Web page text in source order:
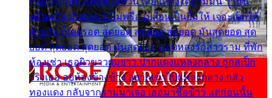
พรั่นพรือ มันตอบว่าไม่พรื่อ เปลี่ยนเป็นยิ้มให้ เจอะเด็กใต้
ด้วยกัน ก็เลยรอด สุดยอด สุดยอด สุดยอด มันสุดยอด สุด
ยอด สุดยอด สุดยอด มันสุดยอด แอบหลงรักสาวราม ที่พัก
ห้องเช่า เธอผิวขาวผมยาว ปากแดงแหลงกลาง ถูกสเป็ก
จริงเธอ อยู่ห้องข้างข้าง อยากเข้าไปแหลงกลาง กลัว
ทองแดง กลับจากรามมาเจอ เธอมาซื้อข้าว แต่ก่อนนั้น